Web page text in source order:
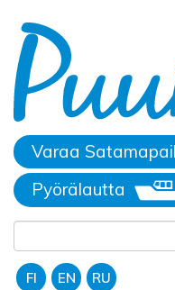
Varaa
Pyörälautta
FI EN RU